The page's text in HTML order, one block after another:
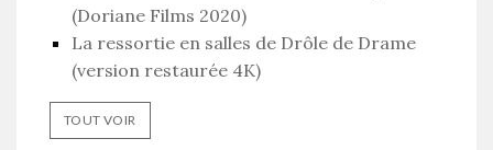
(Doriane Films 2020)
La ressortie en salles de Drôle de Drame
(version restaurée 4K)
TOUT VOIR